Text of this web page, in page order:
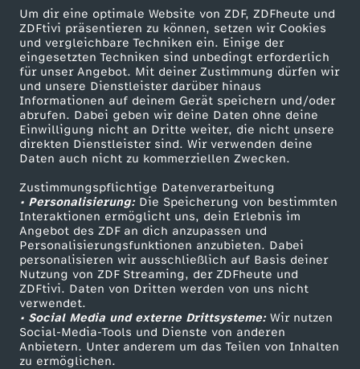
Um dir eine optimale Website von ZDF, ZDFheute und
ZDFtivi präsentieren zu können, setzen wir Cookies
und vergleichbare Techniken ein. Einige der
eingesetzten Techniken sind unbedingt erforderlich
für unser Angebot. Mit deiner Zustimmung dürfen wir
und unsere Dienstleister darüber hinaus
Informationen auf deinem Gerät speichern und/oder
abrufen. Dabei geben wir deine Daten ohne deine
Einwilligung nicht an Dritte weiter, die nicht unsere
direkten Dienstleister sind. Wir verwenden deine
Daten auch nicht zu kommerziellen Zwecken.
Zustimmungspflichtige Datenverarbeitung
• Personalisierung:Die Speicherung von bestimmten
Interaktionen ermöglicht uns, dein Erlebnis im
Angebot des ZDF an dich anzupassen und
Personalisierungsfunktionen anzubieten. Dabei
personalisieren wir ausschließlich auf Basis deiner
Nutzung von ZDF Streaming, der ZDFheute und
ZDFtivi. Daten von Dritten werden von uns nicht
verwendet.
• Social Media und externe Drittsysteme:Wir nutzen
Social-Media-Tools und Dienste von anderen
Anbietern. Unter anderem um das Teilen von Inhalten
zu ermöglichen.
e
K
a
t
z
e
n
Mehr ZDF
ZDF-Apps
Smart TV
ZDFtext
Livestreams
Sendungen A-Z
TV-Programm
Service
ZDFmitreden
Kontakt zum ZDF
Tickets
Zuschauerservice
Hilfe
ZDF Unternehmen
Karriere